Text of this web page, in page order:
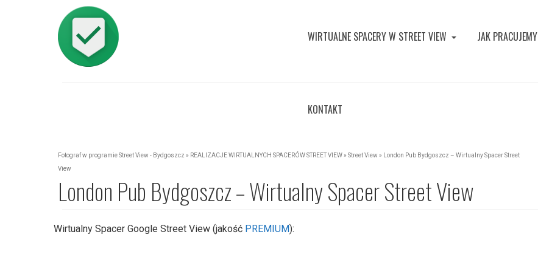
WIRTUALNE SPACERY W STREET VIEW JAK PRACUJEMY
KONTAKT
Fotograf w programie Street View - Bydgoszcz » REALIZACJE WIRTUALNYCH SPACERÓW STREET VIEW» Street View »
London Pub Bydgoszcz – Wirtualny Spacer Street
View
London Pub Bydgoszcz – Wirtualny Spacer Street View
Wirtualny Spacer Google Street View (jakość PREMIUM):